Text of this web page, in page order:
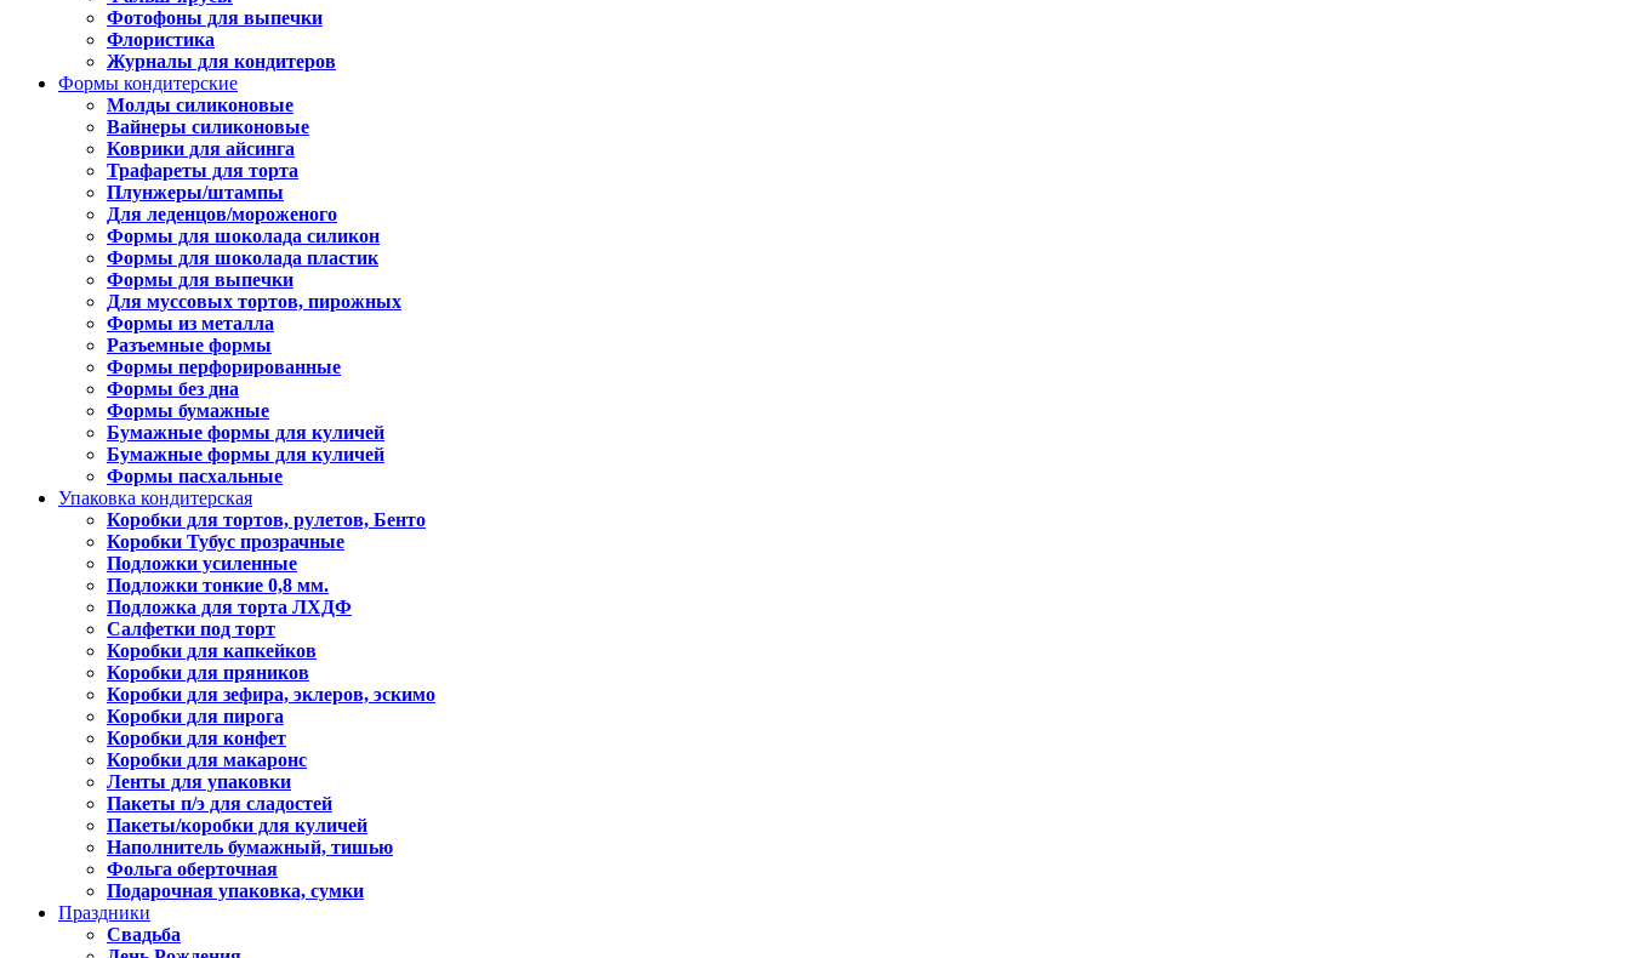
Фотофоны для выпечки
Флористика
Журналы для кондитеров
Формы кондитерские
Молды силиконовые
Вайнеры силиконовые
Коврики для айсинга
Трафареты для торта
Плунжеры/штампы
Для леденцов/мороженого
Формы для шоколада силикон
Формы для шоколада пластик
Формы для выпечки
Для муссовых тортов, пирожных
Формы из металла
Разъемные формы
Формы перфорированные
Формы без дна
Формы бумажные
Бумажные формы для куличей
Бумажные формы для куличей
Формы пасхальные
Упаковка кондитерская
Коробки для тортов, рулетов, Бенто
Коробки Тубус прозрачные
Подложки усиленные
Подложки тонкие 0,8 мм.
Подложка для торта ЛХДФ
Салфетки под торт
Коробки для капкейков
Коробки для пряников
Коробки для зефира, эклеров, эскимо
Коробки для пирога
Коробки для конфет
Коробки для макаронс
Ленты для упаковки
Пакеты п/э для сладостей
Пакеты/коробки для куличей
Наполнитель бумажный, тишью
Фольга оберточная
Подарочная упаковка, сумки
Праздники
Свадьба